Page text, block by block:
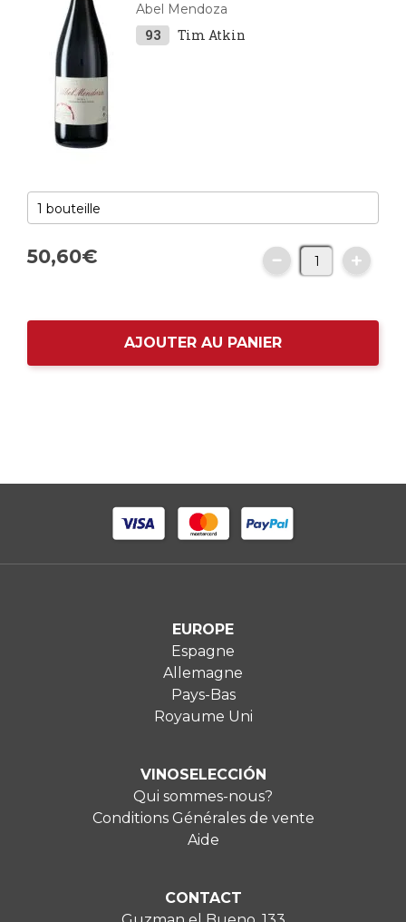
Abel Mendoza
93 Tim Atkin
50,60€
AJOUTER AU PANIER
EUROPE
Espagne
Allemagne
Pays-Bas
Royaume Uni
VINOSELECCIÓN
Qui sommes-nous?
Conditions Générales de vente
Aide
CONTACT